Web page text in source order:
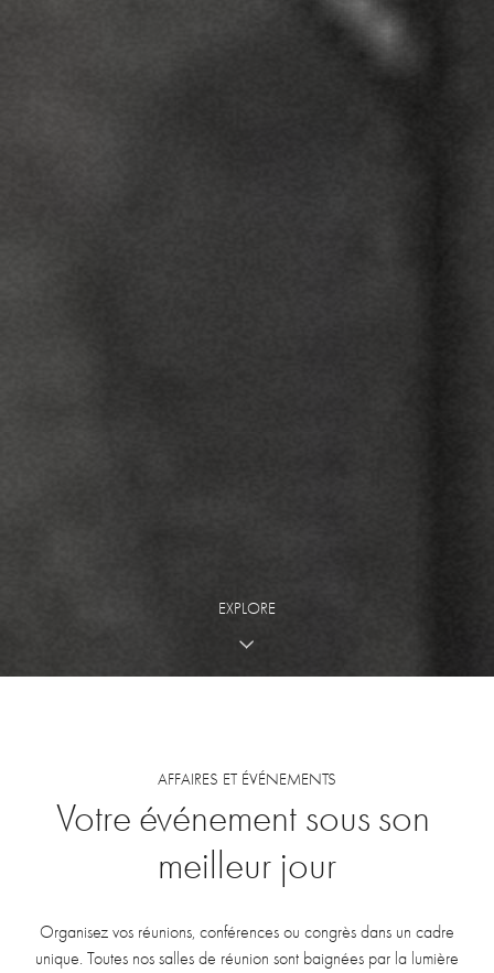
EXPLORE
AFFAIRES ET ÉVÉNEMENTS
Votre événement sous son
meilleur jour
Organisez vos réunions, conférences ou congrès dans un cadre
unique. Toutes nos salles de réunion sont baignées par la lumière